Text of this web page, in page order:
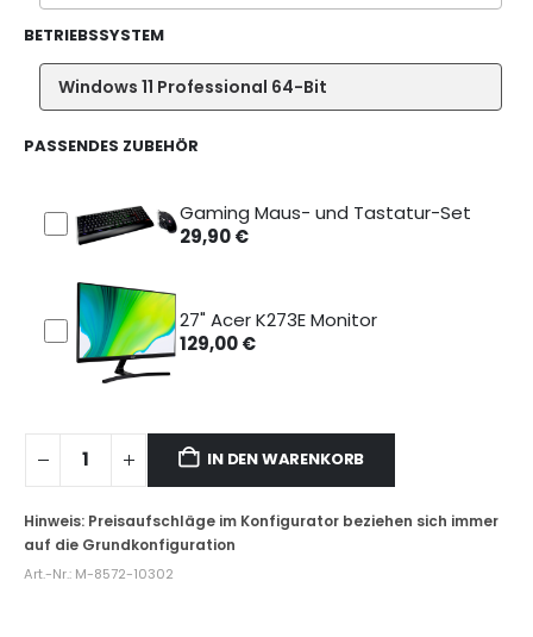
BETRIEBSSYSTEM
Windows 11 Professional 64-Bit
PASSENDES ZUBEHÖR
Gaming Maus- und Tastatur-Set
29,90€
27" Acer K273E Monitor
129,00€
IN DEN WARENKORB
Art.-Nr.: M-8572-10302